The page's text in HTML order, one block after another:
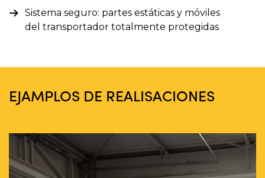
Sistema seguro: partes estáticas y móviles
del transportador totalmente protegidas
EJAMPLOS DE REALISACIONES